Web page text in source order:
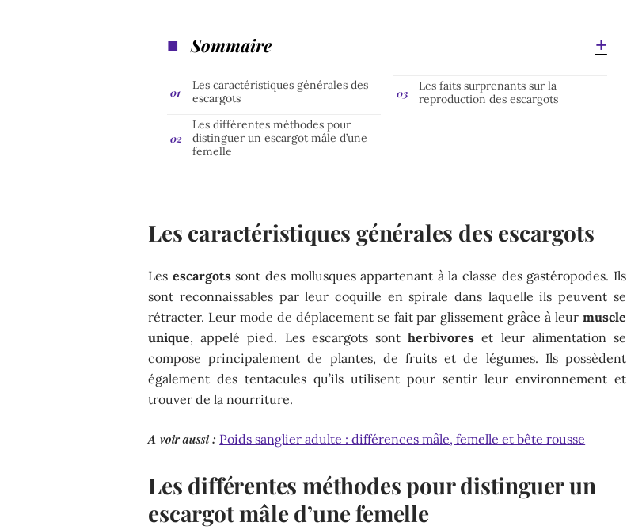
Sommaire
Les caractéristiques générales des
escargots
Les différentes méthodes pour
distinguer un escargot mâle d’une
femelle
Les faits surprenants sur la
reproduction des escargots
Les caractéristiques générales des escargots
Les escargotssont des mollusques appartenant à la classe des gastéropodes. Ils
sont reconnaissables par leur coquille en spirale dans laquelle ils peuvent se
rétracter. Leur mode de déplacement se fait par glissement grâce à leur muscle
unique, appelé pied. Les escargots sontherbivores et leur alimentation se
compose principalement de plantes, de fruits et de légumes. Ils possèdent
également des tentacules qu’ils utilisent pour sentir leur environnement et
trouver de la nourriture.
A voir aussi : Poids sanglier adulte : différences mâle, femelle et bête rousse
Les différentes méthodes pour distinguer un
escargot mâle d’une femelle